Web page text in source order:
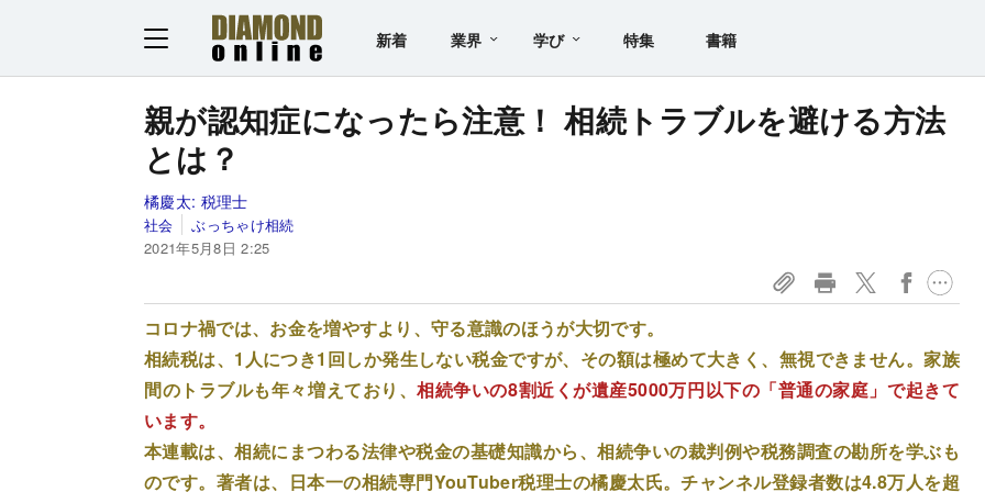
新着 業界 学び 特集 書籍
親が認知症になったら注意！ 相続トラブルを避ける方法
とは？
橘慶太: 税理士
社会
ぶっちゃけ相続
2021年5月8日 2:25
コロナ禍では、お金を増やすより、守る意識のほうが大切です。
相続税は、1人につき1回しか発生しない税金ですが、その額は極めて大きく、無視できません。家族
間のトラブルも年々増えており、相続争いの8割近くが遺産5000万円以下の「普通の家庭」で起きて
います。
本連載は、相続にまつわる法律や税金の基礎知識から、相続争いの裁判例や税務調査の勘所を学ぶも
のです。著者は、日本一の相続専門YouTuber税理士の橘慶太氏。チャンネル登録者数は4.8万人を超